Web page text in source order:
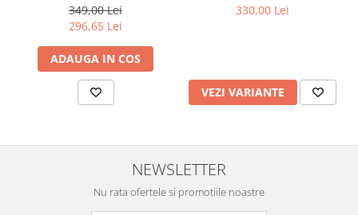
349,00 Lei
296,65 Lei
ADAUGA IN COS
330,00 Lei
VEZI VARIANTE
NEWSLETTER
Nu rata ofertele si promotiile noastre